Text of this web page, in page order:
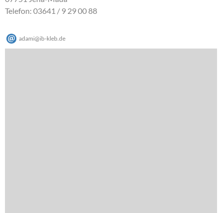
Telefon: 03641 / 9 29 00 88
adami@ib-kleb de